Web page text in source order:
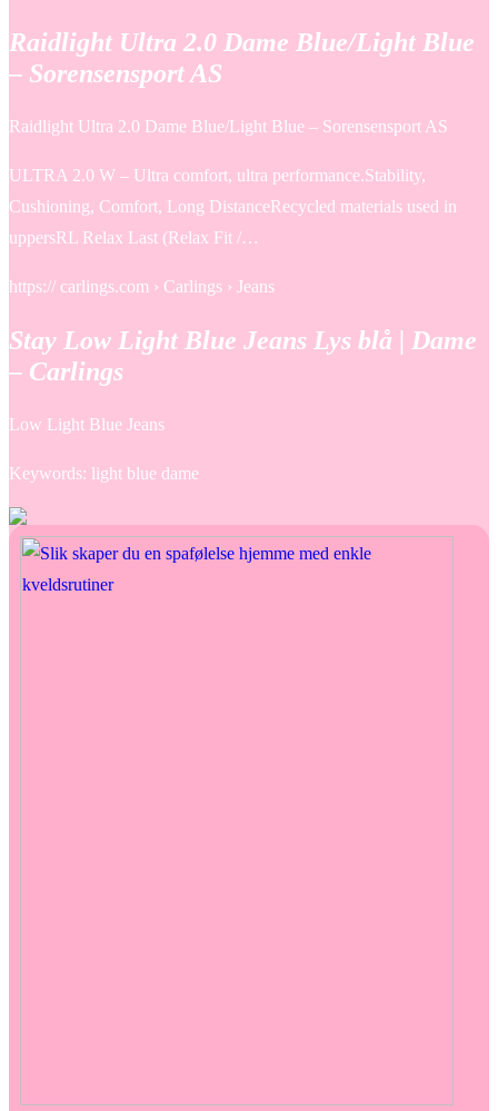
Raidlight Ultra 2.0 Dame Blue/Light Blue
– Sorensensport AS
Raidlight Ultra 2.0 Dame Blue/Light Blue – Sorensensport AS
ULTRA 2.0 W – Ultra comfort, ultra performance.Stability,
Cushioning, Comfort, Long DistanceRecycled materials used in
uppersRL Relax Last (Relax Fit /…
https:// carlings.com › Carlings › Jeans
Stay Low Light Blue Jeans Lys blå | Dame
– Carlings
Low Light Blue Jeans
Keywords: light blue dame